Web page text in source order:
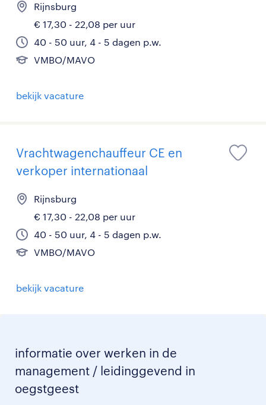
Rijnsburg
€ 17,30 - 22,08 per uur
40 - 50 uur, 4 - 5 dagen p.w.
VMBO/MAVO
bekijk vacature
Vrachtwagenchauffeur CE en
verkoper internationaal
Rijnsburg
€ 17,30 - 22,08 per uur
40 - 50 uur, 4 - 5 dagen p.w.
VMBO/MAVO
bekijk vacature
informatie over werken in de
management / leidinggevend in
oegstgeest